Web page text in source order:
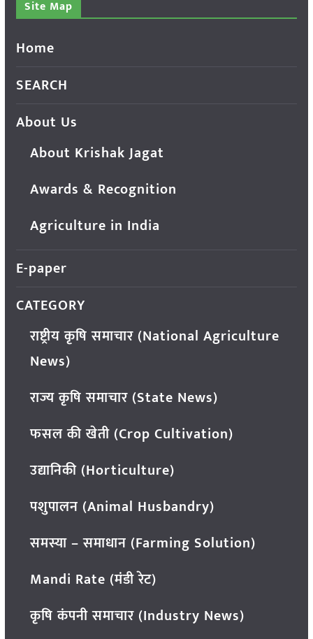
Site Map
Home
SEARCH
About Us
About Krishak Jagat
Awards & Recognition
Agriculture in India
E-paper
CATEGORY
राष्ट्रीय कृषि समाचार (National Agriculture
News)
राज्य कृषि समाचार (State News)
फसल की खेती (Crop Cultivation)
उद्यानिकी (Horticulture)
पशुपालन (Animal Husbandry)
समस्या – समाधान (Farming Solution)
Mandi Rate (मंडी रेट)
कृषि कंपनी समाचार (Industry News)